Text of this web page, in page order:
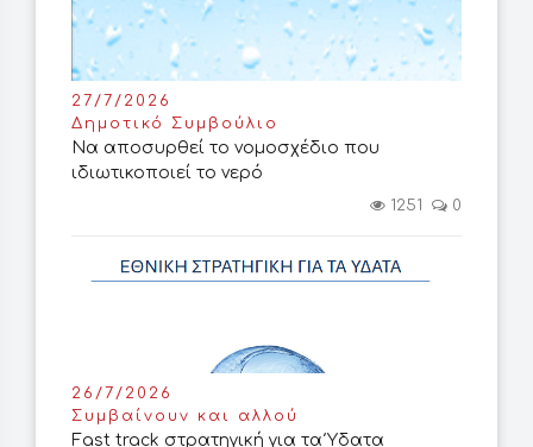
27/7/2026
Δημοτικό Συμβούλιο
Να αποσυρθεί το νομοσχέδιο που
ιδιωτικοποιεί το νερό
1251 0
26/7/2026
Συμβαίνουν και αλλού
Fast track στρατηγική για τα Ύδατα